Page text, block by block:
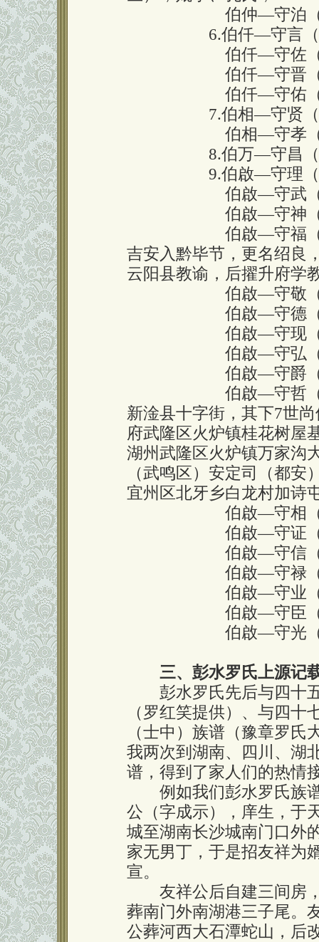
伯仲—守泊（公申
6.伯仟—守言（公德
伯仟—守佐（公房
伯仟—守晋（公瓒
伯仟—守佑（公碧
7.伯相—守贤（公车
伯相—守孝（公张
8.伯万—守昌（公泽
9.伯啟—守理（公
伯啟—守武（公龙
伯啟—守神（公臣
伯啟—守福（公昴
吉安入黔毕节，更名绍良
云阳县教谕，后擢升府学
伯啟—守敬（公茂
伯啟—守德（公柳
伯啟—守现（公连
伯啟—守弘（公轸
伯啟—守爵（公冒
伯啟—守哲（公诏
新淦县十字街，其下7世
府武隆区火炉镇桂花树屋
湖州武隆区火炉镇万家沟
（武鸣区）安定司（都
宜州区北牙乡白龙村加诗
伯啟—守相（公楼
伯啟—守证（公姜
伯啟—守信（公景
伯啟—守禄（公参
伯啟—守业（公明
伯啟—守臣（公尾
伯啟—守光（公柏
三、彭水罗氏上源记
彭水罗氏先后与四十五
（罗红笑提供）、与四
（士中）族谱（豫章罗
我两次到湖南、四川、湖
谱，得到了家人们的热情
例如我们彭水罗氏族谱
公（字成示），庠生，于
城至湖南长沙城南门口外
家无男丁，于是招友祥为
宣。
友祥公后自建三间房，
葬南门外南湖港三子尾。
公葬河西大石潭蛇山，后